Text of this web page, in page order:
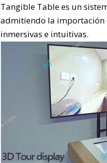
Tangible Table es un
admitiendo la importación
inmersivas e intuitivas.